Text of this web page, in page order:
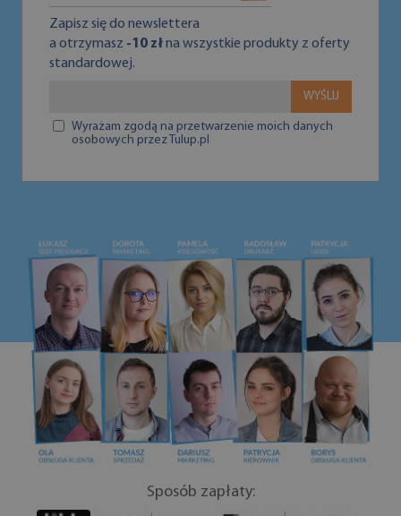
Zapisz się do newslettera
a otrzymasz -10 złna wszystkie produkty z oferty
standardowej.
WYŚLIJ
Wyrażam zgodą na przetwarzenie moich danych
osobowych przez Tulup.pl
Sposób zapłaty: